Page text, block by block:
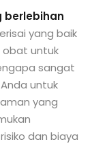
berlebihan
yang baik
obat untuk
sangat
untuk
yang
dan biaya